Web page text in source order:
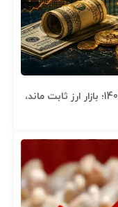
قیمت دلار، طلا و سکه جمعه 16 مرداد 1405؛ بازار ارز ثابت ماند،